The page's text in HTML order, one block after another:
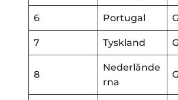
6 Portugal
7 Tyskland
8
Nederlände
rna